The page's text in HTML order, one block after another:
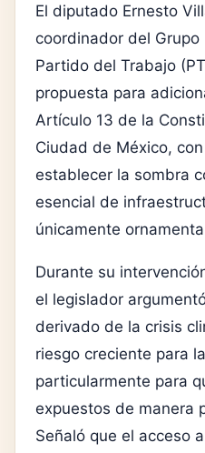
El diputado Ernesto
coordinador del Grupo
Partido del Trabajo
propuesta para
Artículo 13 de la
Ciudad de México,
establecer la sombra
esencial de
únicamente
Durante su
el legislador
derivado de la crisis
riesgo creciente para
particularmente para
expuestos de manera
Señaló que el acceso